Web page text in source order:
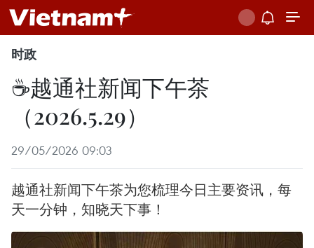
时政
☕️越通社新闻下午茶
（2026.5.29）
29/05/2026 09:03
越通社新闻下午茶为您梳理今日主要资讯，每
天一分钟，知晓天下事！